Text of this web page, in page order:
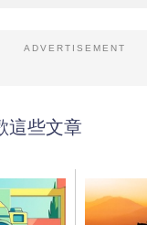
ADVERTISEMENT
這些文章